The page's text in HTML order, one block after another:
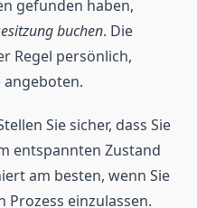
gefunden haben,
buchen. Die
Regel persönlich,
Sie sicher, dass Sie
entspannten Zustand
am besten, wenn Sie
Prozess einzulassen.